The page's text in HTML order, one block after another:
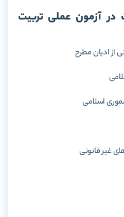
آزمون عملی تربیت
از ادیان مطرح
اسلامی
غیر قانونی